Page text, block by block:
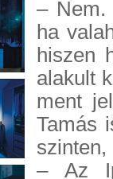
– Nem.
ha
hiszen
alakult
ment
Tamás
szinten,
– Az